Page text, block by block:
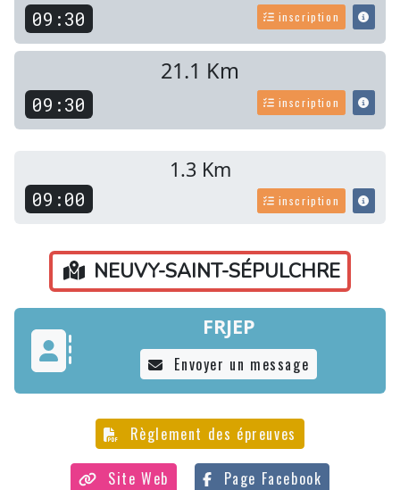
09:30 inscription
21.1 Km
09:30 inscription
1.3 Km
09:00 inscription
NEUVY-SAINT-SÉPULCHRE
FRJEP
Envoyer un message
Règlement des épreuves
Site Web Page Facebook